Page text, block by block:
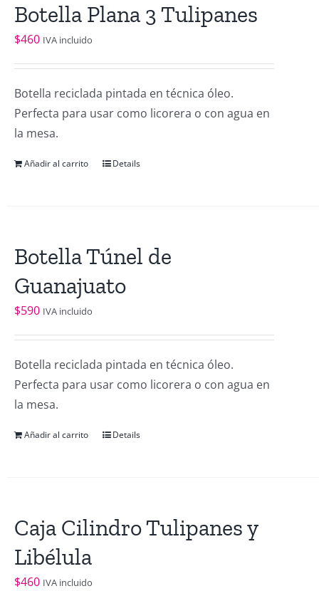
Botella Plana 3 Tulipanes
$460 IVA incluido
Botella reciclada pintada en técnica óleo.
Perfecta para usar como licorera o con agua en
la mesa.
Añadir al carrito Details
Botella Túnel de
Guanajuato
$590 IVA incluido
Botella reciclada pintada en técnica óleo.
Perfecta para usar como licorera o con agua en
la mesa.
Añadir al carrito Details
Caja Cilindro Tulipanes y
Libélula
$460 IVA incluido